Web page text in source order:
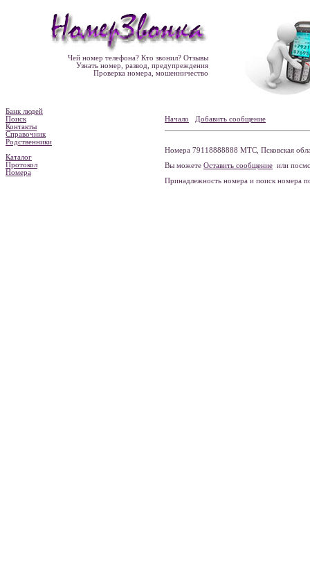
Чей номер телефона? Кто звонил? Отзывы
Узнать номер, развод, предупреждения
Проверка номера, мошенничество
Банк людей
Поиск
Контакты
Справочник
Родственники
Каталог
Протокол
Номера
Начало Добавить сообщение
Номера 79118888888 МТС, Псковская
Вы можете Оставить сообщение или
Принадлежность номера и поиск номера